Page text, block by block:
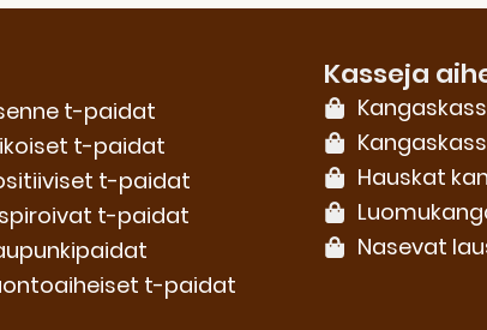
t-paidat
t-paidat
t-paidat
t-paidat
t-paidat
Kasseja
Hauskat
Nasevat